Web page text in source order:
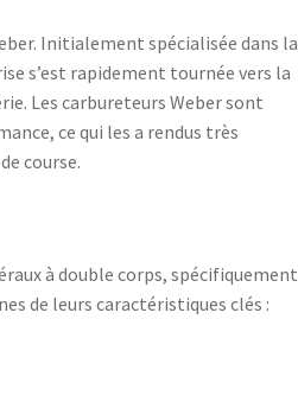
Initialement spécialisée dans la
s’est rapidement tournée vers la
Les carbureteurs Weber sont
ce qui les a rendus très
course.
à double corps, spécifiquement
de leurs caractéristiques clés :